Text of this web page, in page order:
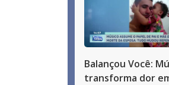
Balançou Você:
transforma dor